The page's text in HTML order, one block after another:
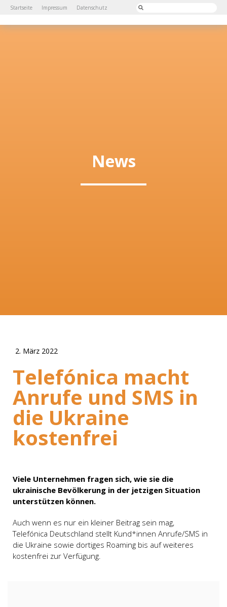
Startseite Impressum Datenschutz
News
2. März 2022
Telefónica macht
Anrufe und SMS in
die Ukraine
kostenfrei
Viele Unternehmen fragen sich, wie sie die
ukrainische Bevölkerung in der jetzigen Situation
unterstützen können.
Auch wenn es nur ein kleiner Beitrag sein mag,
Telefónica Deutschland stellt Kund*innen Anrufe/SMS in
die Ukraine sowie dortiges Roaming bis auf weiteres
kostenfrei zur Verfügung.